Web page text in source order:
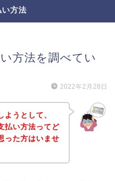
方法
方法を調べてい
2022年2月28日
ようとして、
払い方法ってど
った方はいませ